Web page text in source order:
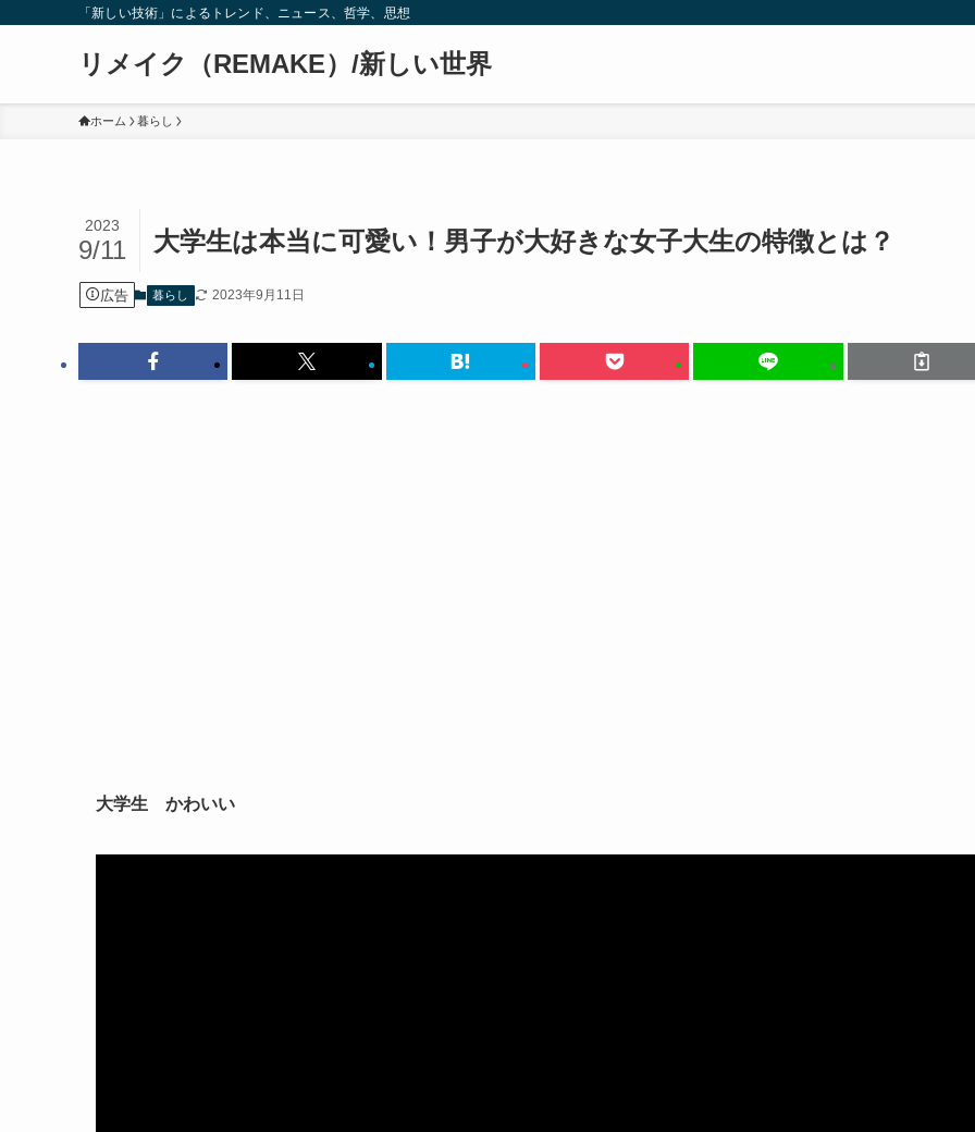
「新しい技術」によるトレンド、ニュース、哲学、思想
リメイク（REMAKE）/新しい世界
ホーム 暮らし
大学生は本当に可愛い！男子が大好きな女子大生の特徴とは？
2023
9/11
広告 暮らし 2023年9月11日
大学生 かわいい